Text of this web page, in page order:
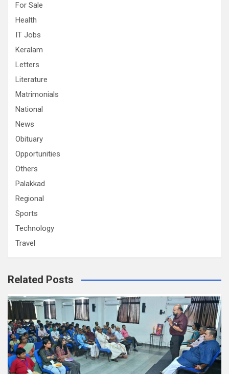
For Sale
Health
IT Jobs
Keralam
Letters
Literature
Matrimonials
National
News
Obituary
Opportunities
Others
Palakkad
Regional
Sports
Technology
Travel
Related Posts